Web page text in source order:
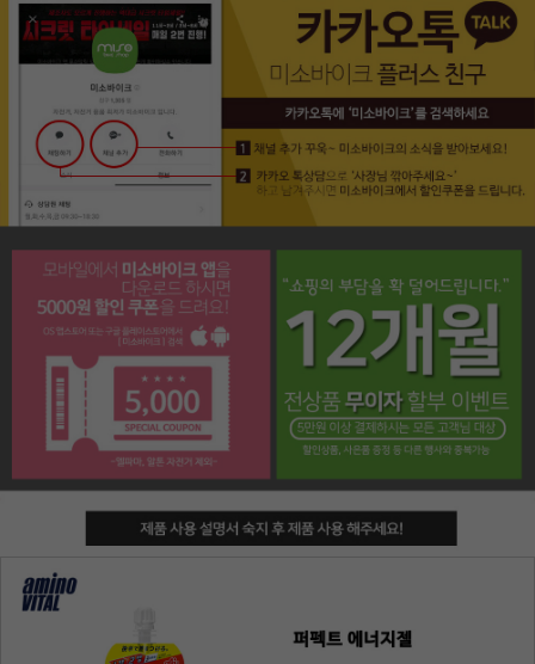
페이코 라이프